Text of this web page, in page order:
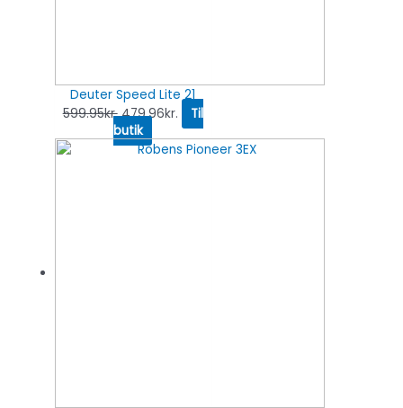
Deuter Speed Lite 21
599.95kr. 479.96kr.
Til
butik